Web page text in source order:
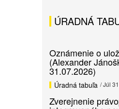
ÚRADNÁ
Oznámenie o
(Alexander
31.07.2026)
Úradná tabuľa / Júl
Zverejnenie